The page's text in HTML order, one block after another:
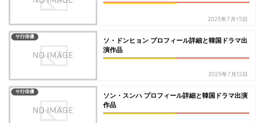
2025年7月15日
サ行俳優
ソ・ドンヒョン プロフィール詳細と韓国ドラマ出
演作品
2025年7月12日
サ行俳優
ソン・スンハ プロフィール詳細と韓国ドラマ出演
作品